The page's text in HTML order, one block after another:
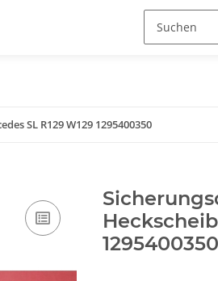
SL R129 W129 1295400350
1295400350